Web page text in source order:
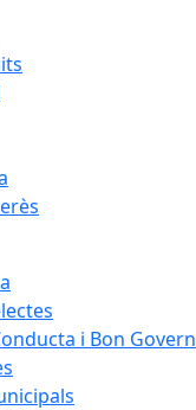
i Bon Govern